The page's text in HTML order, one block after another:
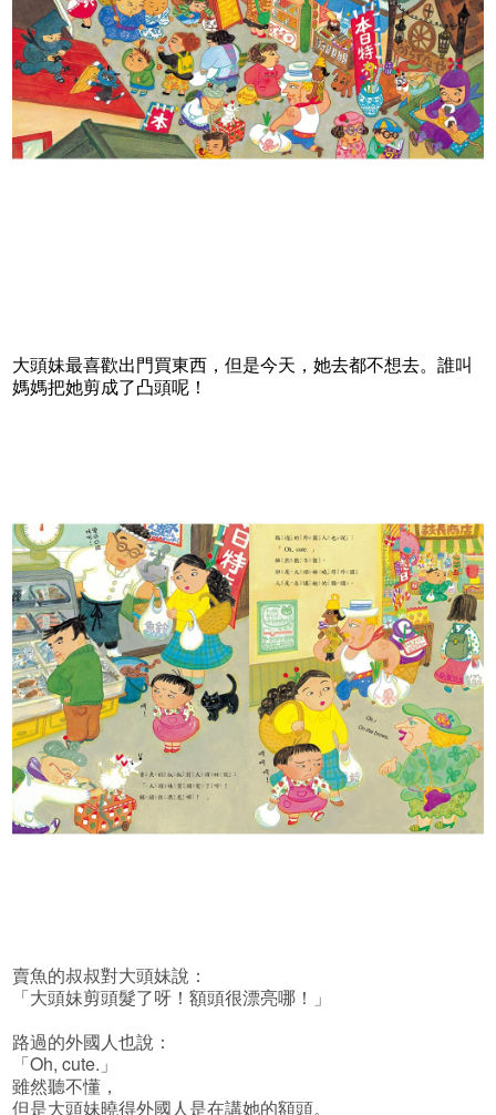
大頭妹最喜歡出門買東西，但是今天，她去都不想去。誰叫
媽媽把她剪成了凸頭呢！
賣魚的叔叔對大頭妹說：
「大頭妹剪頭髮了呀！額頭很漂亮哪！」
路過的外國人也說：
「Oh, cute.」
雖然聽不懂，
但是大頭妹曉得外國人是在講她的額頭。